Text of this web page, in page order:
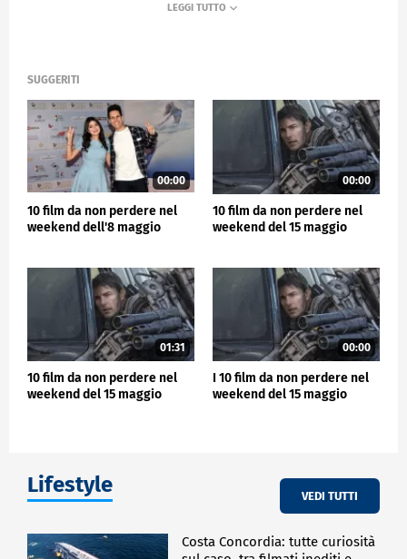
SUGGERITI
00:00
10 film da non perdere nel
weekend dell'8 maggio
00:00
10 film da non perdere nel
weekend del 15 maggio
01:31
10 film da non perdere nel
weekend del 15 maggio
00:00
I 10 film da non perdere nel
weekend del 15 maggio
Lifestyle VEDI TUTTI
Costa Concordia: tutte curiosità